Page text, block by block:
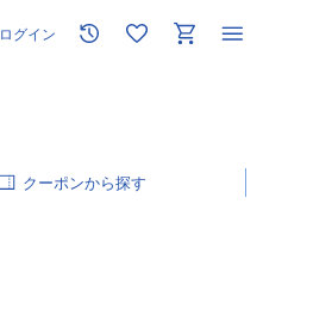
ログイン
クーポン